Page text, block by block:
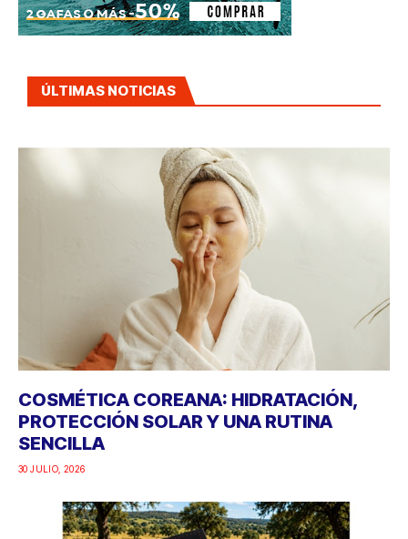
ÚLTIMAS NOTICIAS
COSMÉTICA COREANA: HIDRATACIÓN,
PROTECCIÓN SOLAR Y UNA RUTINA
SENCILLA
30 JULIO, 2026